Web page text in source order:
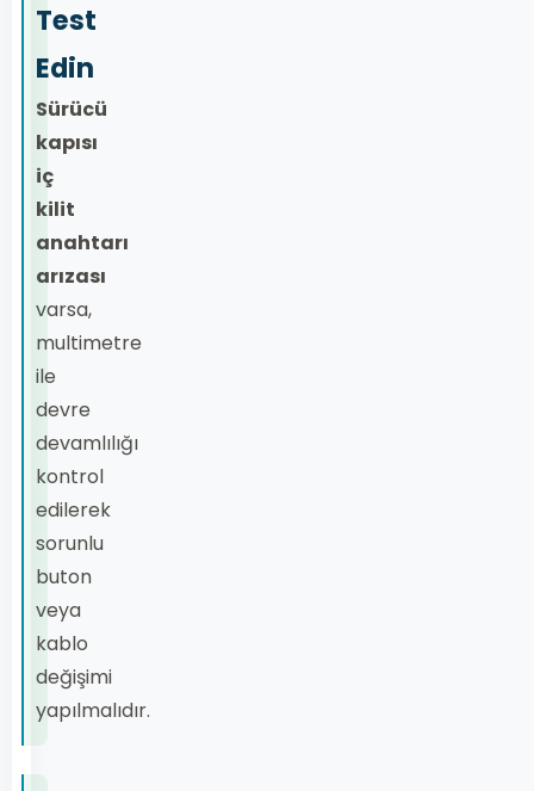
Test
Edin
Sürücü
kapısı
iç
kilit
anahtarı
arızası
varsa,
multimetre
ile
devre
devamlılığı
kontrol
edilerek
sorunlu
buton
veya
kablo
değişimi
yapılmalıdır.